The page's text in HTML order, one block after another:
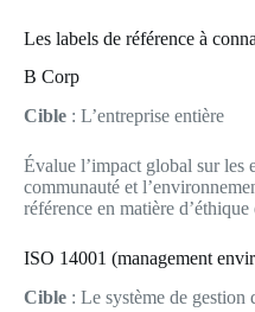
Les labels de référence à
B Corp
Cible : L’entreprise entière
Évalue l’impact global sur les
communauté et
référence en matière
ISO 14001 (management
Cible : Le système de gestion